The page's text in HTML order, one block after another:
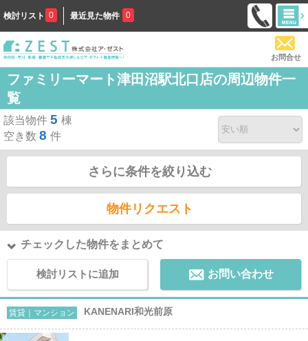
検討リスト 0 最近見た物件 0
お問合せ
ファミリーマート津田沼駅北口店の周辺物件一
覧
該当物件 5 棟
空き数 8 件
さらに条件を絞り込む
物件リクエスト
チェックした物件をまとめて
検討リストに追加 お問い合わせ
賃貸｜マンション KANENARI和光前原